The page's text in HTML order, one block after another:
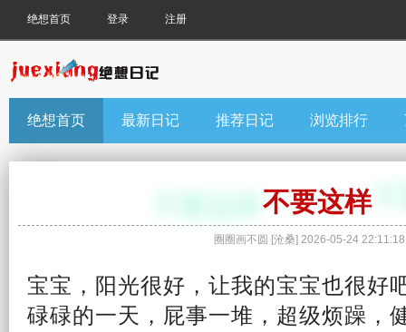
绝想首页 登录 注册
绝想首页 最新日记 推荐日记 浏览排行
不要这样
圈圈画不圆 [沧桑] 2026-05-24 22:11:18
宝宝， 阳光很好，让我的宝宝也很好
碌碌的一天，屁事一堆，超级烦躁，